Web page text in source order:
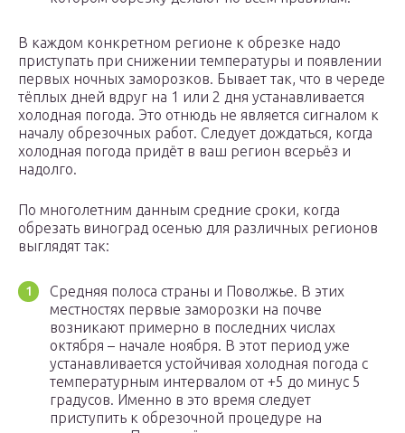
В каждом конкретном регионе к обрезке надо
приступать при снижении температуры и появлении
первых ночных заморозков. Бывает так, что в череде
тёплых дней вдруг на 1 или 2 дня устанавливается
холодная погода. Это отнюдь не является сигналом к
началу обрезочных работ. Следует дождаться, когда
холодная погода придёт в ваш регион всерьёз и
надолго.
По многолетним данным средние сроки, когда
обрезать виноград осенью для различных регионов
выглядят так:
Средняя полоса страны и Поволжье. В этих
местностях первые заморозки на почве
возникают примерно в последних числах
октября – начале ноября. В этот период уже
устанавливается устойчивая холодная погода с
температурным интервалом от +5 до минус 5
градусов. Именно в это время следует
приступить к обрезочной процедуре на